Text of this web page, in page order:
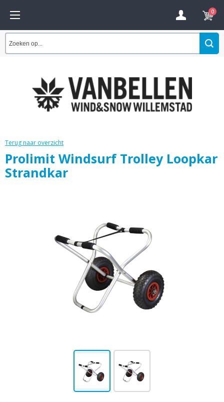
0
Terug naar overzicht
Prolimit Windsurf Trolley Loopkar
Strandkar